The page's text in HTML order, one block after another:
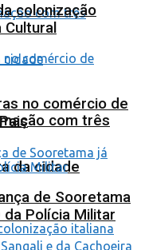
com três
da cidade
colonização
Cultural
no comércio de
de Sooretama
da Polícia Militar